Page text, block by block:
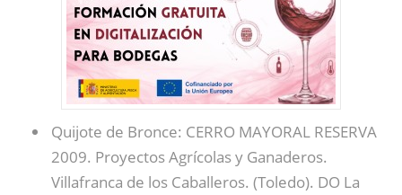
Quijote de Bronce: CERRO MAYORAL RESERVA
2009. Proyectos Agrícolas y Ganaderos.
Villafranca de los Caballeros. (Toledo). DO La